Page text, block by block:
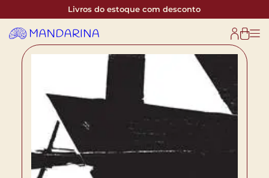
Livros do estoque com desconto